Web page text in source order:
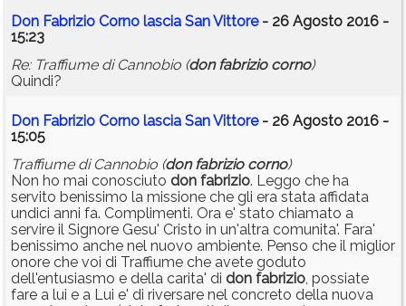
Don Fabrizio Corno lascia San Vittore- 26 Agosto 2016 -
15:23
Re: Traffiume di Cannobio (don fabrizio corno)
Quindi?
Don Fabrizio Corno lascia San Vittore- 26 Agosto 2016 -
15:05
Traffiume di Cannobio (don fabrizio corno)
Non ho mai conosciuto don fabrizio. Leggo che ha
servito benissimo la missione che gli era stata affidata
undici anni fa. Complimenti. Ora e' stato chiamato a
servire il Signore Gesu' Cristo in un'altra comunita'. Fara'
benissimo anche nel nuovo ambiente. Penso che il miglior
onore che voi di Traffiume che avete goduto
dell'entusiasmo e della carita' di don fabrizio, possiate
fare a lui e a Lui e' di riversare nel concreto della nuova